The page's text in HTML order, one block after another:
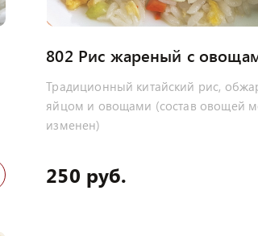
802 Рис жареный с
Традиционный китайский рис,
яйцом и овощами (состав овощей
изменен)
250 руб.